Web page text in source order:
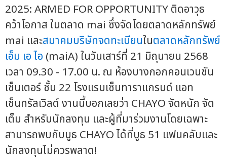
2025: ARMED FOR OPPORTUNITY ติดอาวุธ
คว้าโอกาส ในตลาด mai ซึ่งจัดโดยตลาดหลักทรัพย์
mai และสมาคมบริษัทจดทะเบียนในตลาดหลักทรัพย์
เอ็ม เอ ไอ (maiA) ในวันเสาร์ที่ 21 มิถุนายน 2568
เวลา 09.30 - 17.00 น. ณ ห้องบางกอกคอนเวนชัน
เซ็นเตอร์ ชั้น 22 โรงแรมเซ็นทาราแกรนด์ แอท
เซ็นทรัลเวิลด์ งานนี้บอกเลยว่า CHAYO จัดหนัก จัด
เต็ม สำหรับนักลงทุน และผู้ที่มาร่วมงานโดยเฉพาะ
สามารถพบกับบูธ CHAYO ได้ที่บูธ 51 แฟนคลับและ
นักลงทุนไม่ควรพลาด!